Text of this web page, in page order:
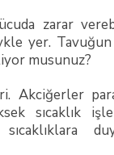
zarar
yer. Tavuğun
musunuz?
Akciğerler
sıcaklık